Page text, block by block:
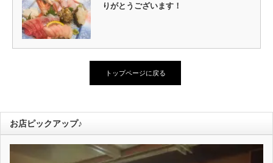
りがとうございます！
トップページに戻る
お店ピックアップ♪